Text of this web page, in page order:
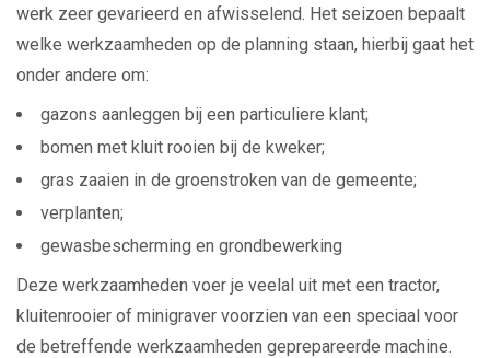
werk zeer gevarieerd en afwisselend. Het seizoen bepaalt
welke werkzaamheden op de planning staan, hierbij gaat het
onder andere om:
gazons aanleggen bij een particuliere klant;
bomen met kluit rooien bij de kweker;
gras zaaien in de groenstroken van de gemeente;
verplanten;
gewasbescherming en grondbewerking
Deze werkzaamheden voer je veelal uit met een tractor,
kluitenrooier of minigraver voorzien van een speciaal voor
de betreffende werkzaamheden geprepareerde machine.